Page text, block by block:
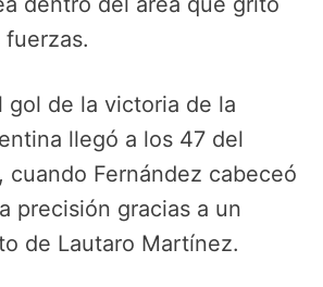
gol de la victoria de la
llegó a los 47 del
cuando Fernández cabeceó
precisión gracias a un
de Lautaro Martínez.